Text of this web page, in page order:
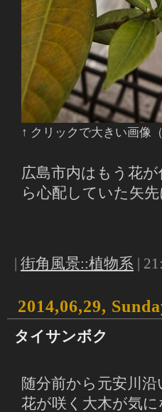
↑ クリックで大きい画像（
広島市内はもう花
ら心配していた矢
街角風景::植物系 |
2014,06,29,
タイサンボク
随分前から元安川
花が咲く大木が気に